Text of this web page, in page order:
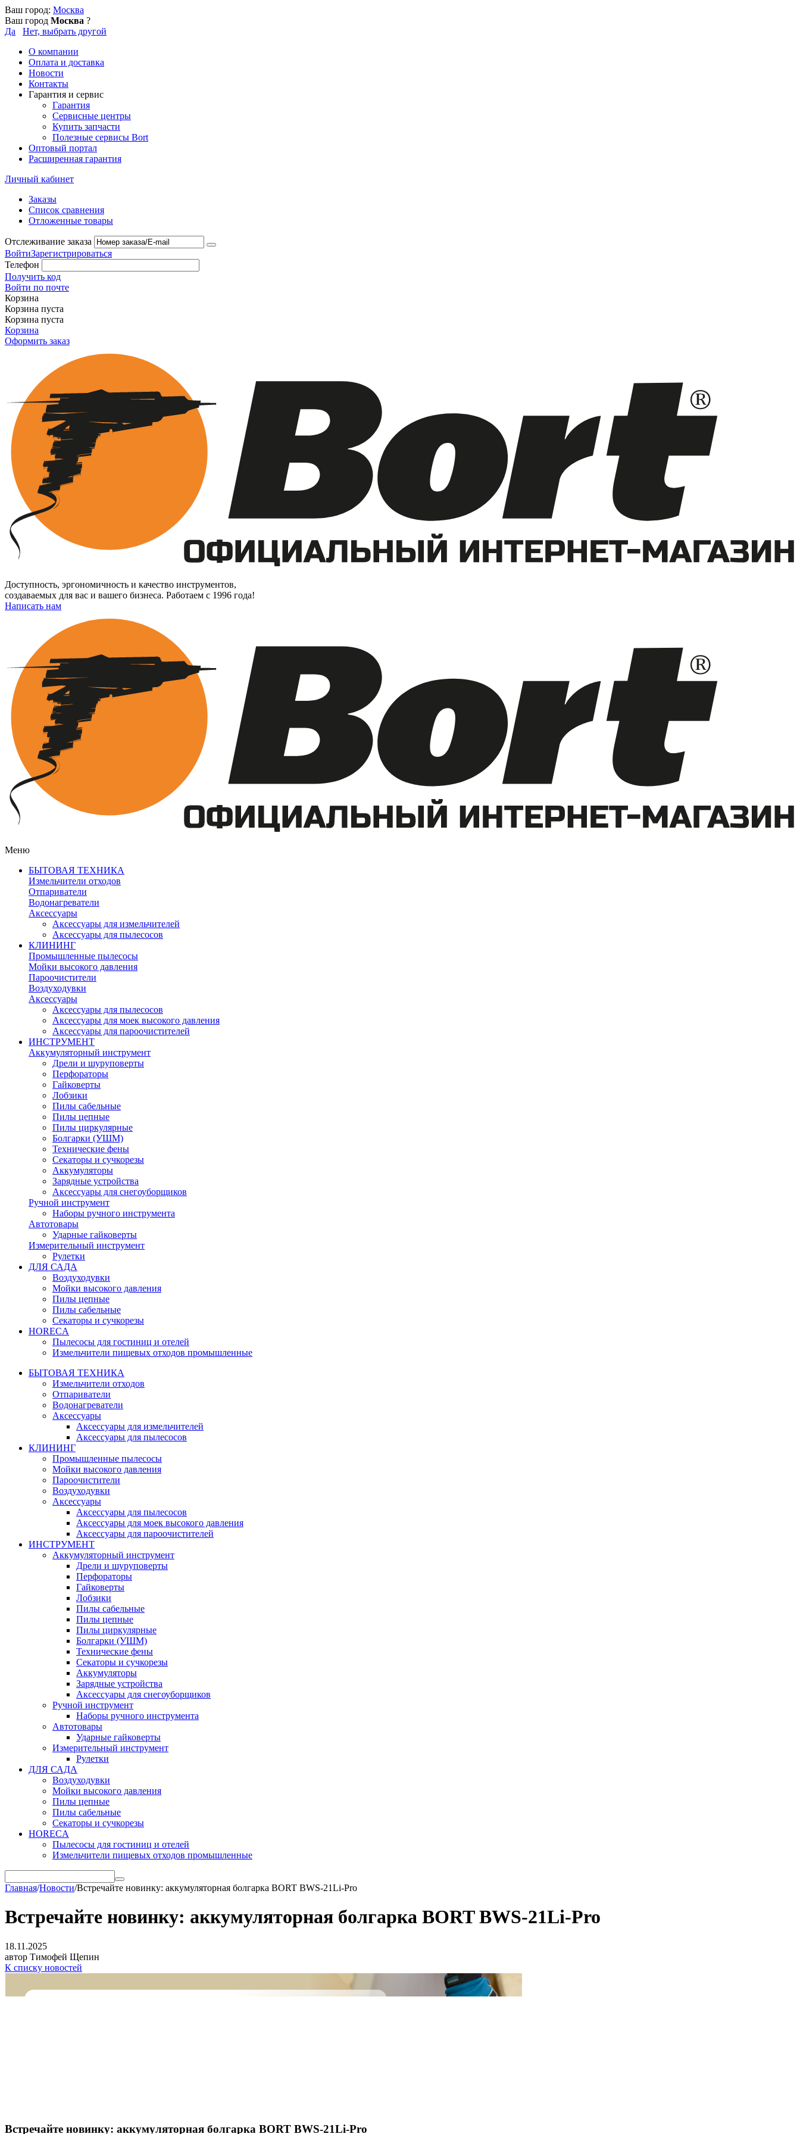
Ваш город: Москва
Ваш город Москва ?
Да
Нет, выбрать другой
О компании
Оплата и доставка
Новости
Контакты
Гарантия и сервис
Гарантия
Сервисные центры
Купить запчасти
Полезные сервисы Bort
Оптовый портал
Расширенная гарантия
Личный кабинет
Заказы
Список сравнения
Отложенные товары
Отслеживание заказа
ВойтиЗарегистрироваться
Телефон
Получить код
Войти по почте
Корзина
Корзина пуста
Корзина пуста
Корзина
Оформить заказ
Доступность, эргономичность и качество инструментов,
создаваемых для вас и вашего бизнеса. Работаем с 1996 года!
Написать нам
Меню
БЫТОВАЯ ТЕХНИКА
Измельчители отходов
Отпариватели
Водонагреватели
Аксессуары
Аксессуары для измельчителей
Аксессуары для пылесосов
КЛИНИНГ
Промышленные пылесосы
Мойки высокого давления
Пароочистители
Воздуходувки
Аксессуары
Аксессуары для пылесосов
Аксессуары для моек высокого давления
Аксессуары для пароочистителей
ИНСТРУМЕНТ
Аккумуляторный инструмент
Дрели и шуруповерты
Перфораторы
Гайковерты
Лобзики
Пилы сабельные
Пилы цепные
Пилы циркулярные
Болгарки (УШМ)
Технические фены
Секаторы и сучкорезы
Аккумуляторы
Зарядные устройства
Аксессуары для снегоуборщиков
Ручной инструмент
Наборы ручного инструмента
Автотовары
Ударные гайковерты
Измерительный инструмент
Рулетки
ДЛЯ САДА
Воздуходувки
Мойки высокого давления
Пилы цепные
Пилы сабельные
Секаторы и сучкорезы
HORECA
Пылесосы для гостиниц и отелей
Измельчители пищевых отходов промышленные
БЫТОВАЯ ТЕХНИКА
Измельчители отходов
Отпариватели
Водонагреватели
Аксессуары
Аксессуары для измельчителей
Аксессуары для пылесосов
КЛИНИНГ
Промышленные пылесосы
Мойки высокого давления
Пароочистители
Воздуходувки
Аксессуары
Аксессуары для пылесосов
Аксессуары для моек высокого давления
Аксессуары для пароочистителей
ИНСТРУМЕНТ
Аккумуляторный инструмент
Дрели и шуруповерты
Перфораторы
Гайковерты
Лобзики
Пилы сабельные
Пилы цепные
Пилы циркулярные
Болгарки (УШМ)
Технические фены
Секаторы и сучкорезы
Аккумуляторы
Зарядные устройства
Аксессуары для снегоуборщиков
Ручной инструмент
Наборы ручного инструмента
Автотовары
Ударные гайковерты
Измерительный инструмент
Рулетки
ДЛЯ САДА
Воздуходувки
Мойки высокого давления
Пилы цепные
Пилы сабельные
Секаторы и сучкорезы
HORECA
Пылесосы для гостиниц и отелей
Измельчители пищевых отходов промышленные
Главная/Новости/Встречайте новинку: аккумуляторная болгарка BORT BWS-21Li-Pro
Встречайте новинку: аккумуляторная болгарка BORT BWS-21Li-Pro
18.11.2025
автор Тимофей Щепин
К списку новостей
Встречайте новинку: аккумуляторная болгарка BORT BWS-21Li-Pro